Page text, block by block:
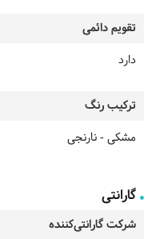
تقویم دائمی
دارد
ترکیب رنگ
مشکی - نارنجی
گارانتی
شرکت گارانتی‌کننده